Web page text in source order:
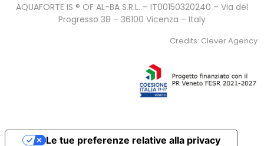
AQUAFORTE IS ® OF AL-BA S.R.L. – IT00150320240 – Via del
Progresso 38 – 36100 Vicenza – Italy
Credits: Clever Agency
Le tue preferenze relative alla privacy